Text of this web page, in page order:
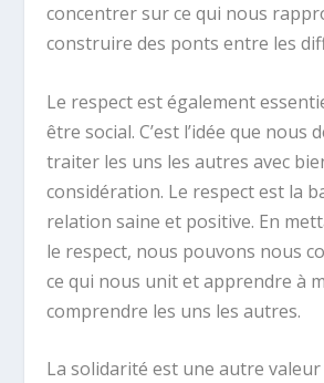
concentrer sur ce qui nous
construire des ponts entre les
Le respect est également
être social. C’est l’idée que nous
traiter les uns les autres avec
considération. Le respect est la
relation saine et positive. En
le respect, nous pouvons nous
ce qui nous unit et apprendre à
comprendre les uns les autres.
La solidarité est une autre